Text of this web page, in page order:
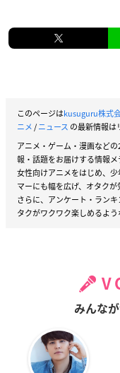
このページはkusuguru株式
ニメ/ニュース の最新情報は
アニメ・ゲーム・漫画など
報・話題をお届けする情報メ
女性向けアニメをはじめ、
マーにも幅を広げ、オタクが
さらに、アンケート・ラン
タクがワクワク楽しめるよう
みんな